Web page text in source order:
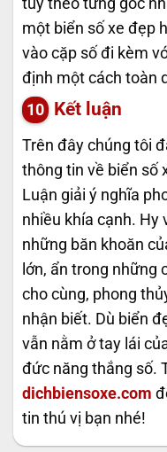
tùy theo từng góc
một biển số xe đẹp
vào cặp số đi kèm
định một cách toàn
Kết luận
Trên đây chúng tôi
thông tin về biển số
Luận giải ý nghĩa
nhiều khía cạnh. Hy
những băn khoăn
lớn, ẩn trong những
cho cùng, phong
nhận biết. Dù biển
vẫn nằm ở tay lái
đức năng thắng số.
dichbiensoxe.com
tin thú vị bạn nhé!